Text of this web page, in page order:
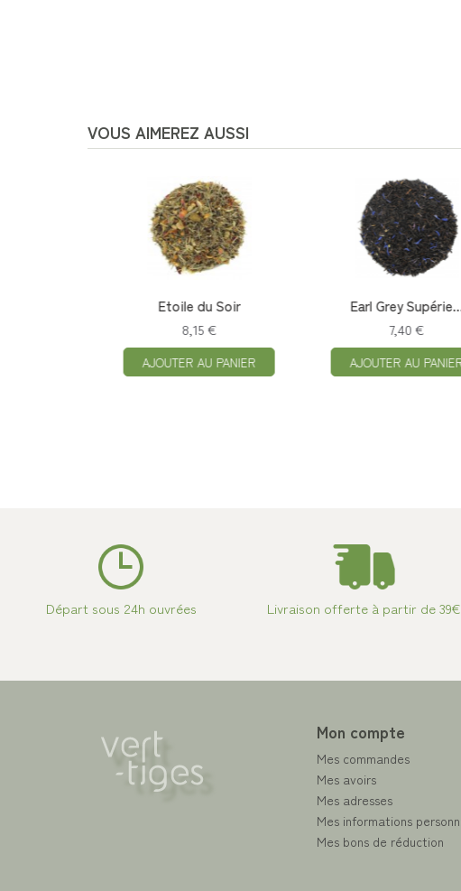
VOUS AIMEREZ AUSSI
Etoile du Soir
8,15 €
AJOUTER AU PANIER
Earl Grey Supérie...
7,40 €
AJOUTER AU PANIER
Départ sous 24h ouvrées Livraison offerte à partir de 39€
Mon compte
Mes commandes
Mes avoirs
Mes adresses
Mes informations
Mes bons de réduction